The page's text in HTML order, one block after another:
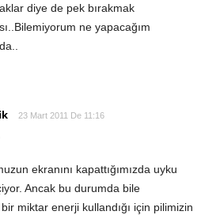
diye de pek bırakmak
ne yapacağım
23 Mart 2011 De 11:16
ekranını kapattığımızda uyku
Ancak bu durumda bile
bir miktar enerji kullandığı için pilimizin